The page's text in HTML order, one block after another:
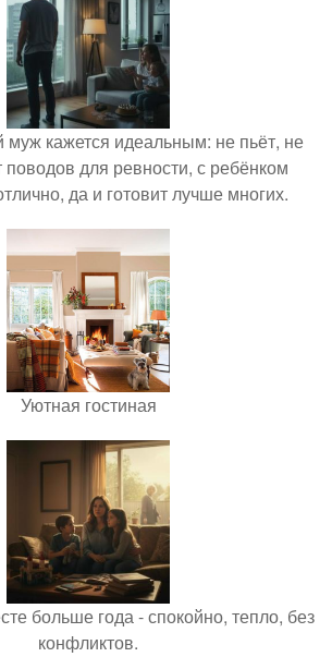
кажется идеальным: не пьёт, не
поводов для ревности, с ребёнком
да и готовит лучше многих.
Уютная гостиная
больше года - спокойно, тепло, без
конфликтов.